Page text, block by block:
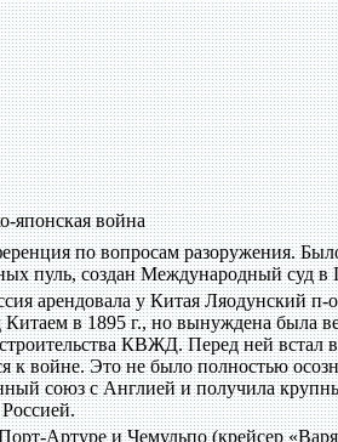
японская война
по вопросам разоружения.
пуль, создан Международный суд в
арендовала у Китая Ляодунский п-
в 1895 г., но вынуждена была
КВЖД. Перед ней встал
к войне. Это не было полностью
союз с Англией и получила
Артуре и Чемульпо (крейсер